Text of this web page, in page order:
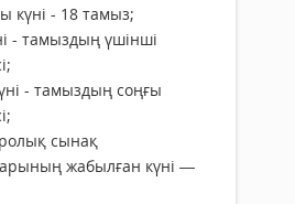
күні - 18 тамыз;
- тамыздың үшінші
- тамыздың соңғы
сынақ
жабылған күні —